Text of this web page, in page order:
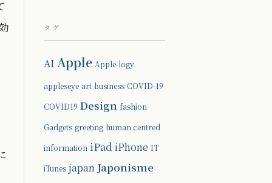
タグ
AI Apple Apple-logy
appleseye art business COVID-19
COVID19 Design fashion
Gadgets greeting human centred
information iPadiPhone IT
iTunes japan Japonisme